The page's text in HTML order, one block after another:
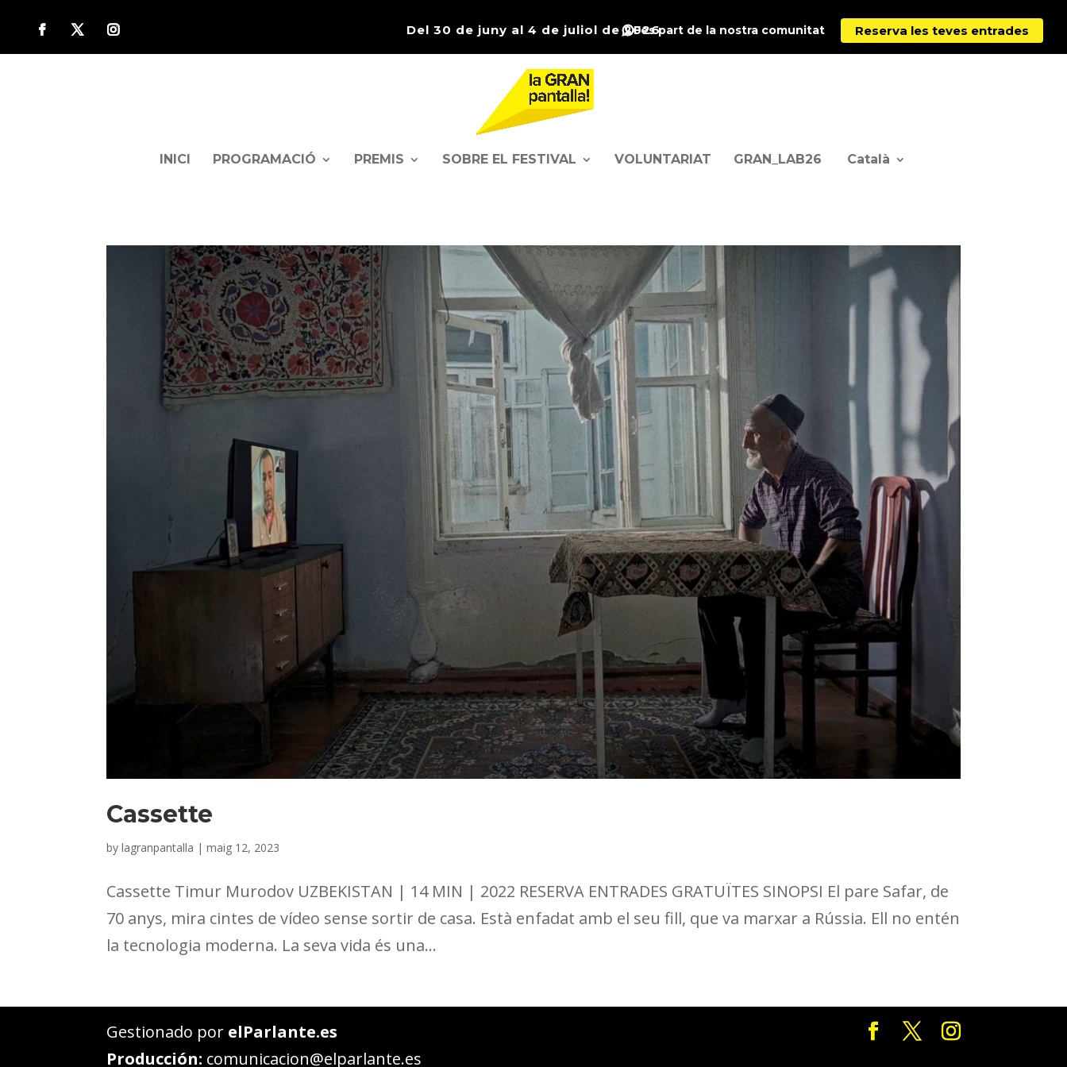
Del 30 de juny al 4 de juliol de 2026Fes part de la nostra comunitat Reserva les teves entrades
INICI PROGRAMACIÓ PREMIS SOBRE EL FESTIVAL VOLUNTARIAT GRAN_LAB26 Català
Cassette
bylagranpantalla |maig 12, 2023
Cassette Timur Murodov UZBEKISTAN | 14 MIN | 2022 RESERVA ENTRADES GRATUÏTES SINOPSI El pare Safar, de
70 anys, mira cintes de vídeo sense sortir de casa. Està enfadat amb el seu fill, que va marxar a Rússia. Ell no entén
la tecnologia moderna. La seva vida és una...
Gestionado por elParlante.es
Producción: comunicacion@elparlante.es